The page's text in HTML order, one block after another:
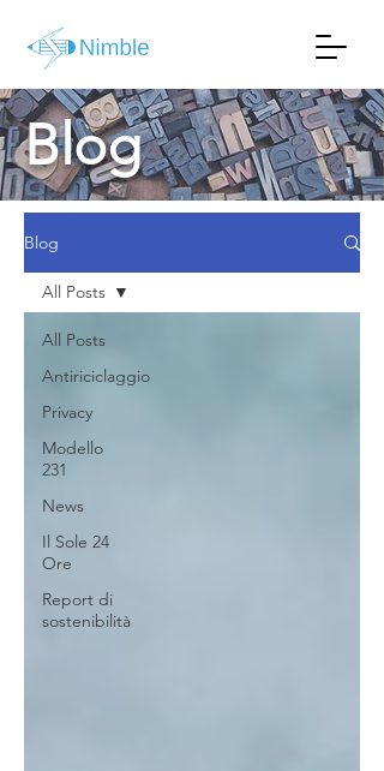
Blog
Blog
All Posts
Antiriciclaggio
Privacy
Modello
231
News
Il Sole 24
Ore
Report di
sostenibilità
All Posts